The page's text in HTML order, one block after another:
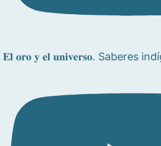
𝐄𝐥 𝐨𝐫𝐨 𝐲 𝐞𝐥 𝐮𝐧𝐢𝐯𝐞𝐫𝐬𝐨. Saberes